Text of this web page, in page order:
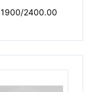
1900/2400.00